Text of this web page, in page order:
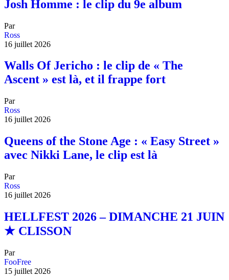
Josh Homme : le clip du 9e album
Par
Ross
16 juillet 2026
Walls Of Jericho : le clip de « The
Ascent » est là, et il frappe fort
Par
Ross
16 juillet 2026
Queens of the Stone Age : « Easy Street »
avec Nikki Lane, le clip est là
Par
Ross
16 juillet 2026
HELLFEST 2026 – DIMANCHE 21 JUIN
★ CLISSON
Par
FooFree
15 juillet 2026